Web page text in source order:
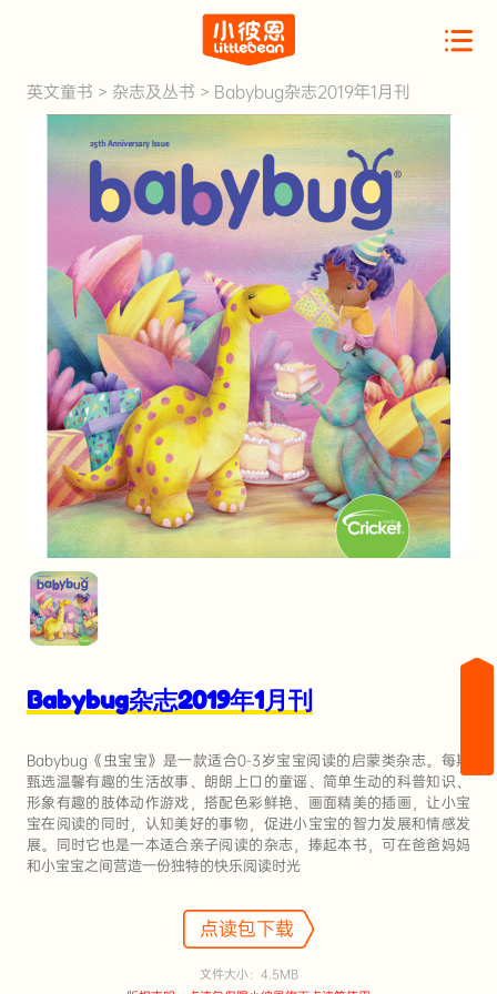
英文童书 > 杂志及丛书 > Babybug杂志2019年1月刊
Babybug杂志2019年1月刊
Babybug《虫宝宝》是一款适合0-3岁宝宝阅读的启蒙类杂志。每期
甄选温馨有趣的生活故事、朗朗上口的童谣、简单生动的科普知识、
形象有趣的肢体动作游戏，搭配色彩鲜艳、画面精美的插画，让小宝
宝在阅读的同时，认知美好的事物，促进小宝宝的智力发展和情感发
展。同时它也是一本适合亲子阅读的杂志，捧起本书，可在爸爸妈妈
和小宝宝之间营造一份独特的快乐阅读时光
点读包下载
文件大小：4.5MB